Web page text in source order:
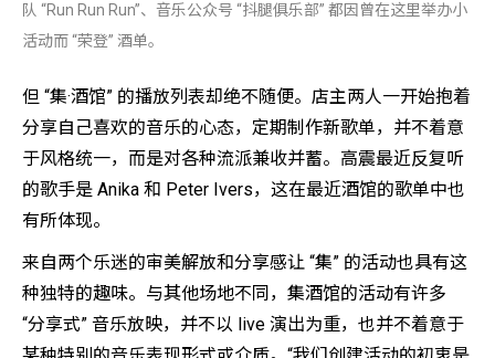
队 “Run Run Run”、音乐公众号 “抖腿俱乐部” 都因曾在这里举办小
活动而 “荣登” 酒单。
但 “集·酒馆” 的播放列表却绝不随便。店主两人一开始抱着
分享自己喜欢的音乐的心态，定期制作新歌单，并不着意
于风格统一，而是对各种流派兼收并蓄。高震最近反复听
的歌手是 Anika 和 Peter Ivers，这在最近酒馆的歌单中也
有所体现。
来自两个乐迷的审美解放和分享感让 “集” 的活动也具有这
种独特的趣味。与其他场地不同，集酒馆的活动有许多
“分享式” 音乐放映，并不以 live 演出为重，也并不着意于